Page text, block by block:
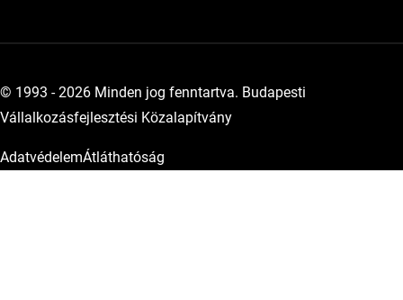
© 1993 - 2026 Minden jog fenntartva. Budapesti
Vállalkozásfejlesztési Közalapítvány
AdatvédelemÁtláthatóság